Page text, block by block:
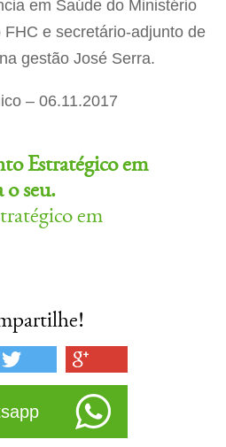
em Saúde do Ministério
e secretário-adjunto de
gestão José Serra.
– 06.11.2017
Estratégico em
o seu.